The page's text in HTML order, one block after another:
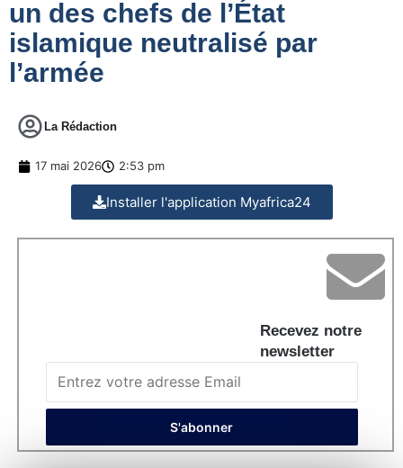
un des chefs de l’État
islamique neutralisé par
l’armée
La Rédaction
17 mai 2026 2:53 pm
Installer l'application Myafrica24
Recevez notre
newsletter